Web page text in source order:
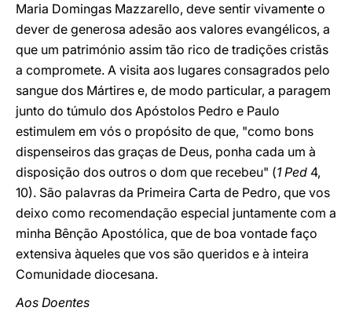
Maria Domingas Mazzarello, deve sentir vivamente o
dever de generosa adesão aos valores evangélicos, a
que um património assim tão rico de tradições cristãs
a compromete. A visita aos lugares consagrados pelo
sangue dos Mártires e, de modo particular, a paragem
junto do túmulo dos Apóstolos Pedro e Paulo
estimulem em vós o propósito de que, "como bons
dispenseiros das graças de Deus, ponha cada um à
disposição dos outros o dom que recebeu" (1 Ped 4,
10). São palavras da Primeira Carta de Pedro, que vos
deixo como recomendação especial juntamente com a
minha Bênção Apostólica, que de boa vontade faço
extensiva àqueles que vos são queridos e à inteira
Comunidade diocesana.
Aos Doentes